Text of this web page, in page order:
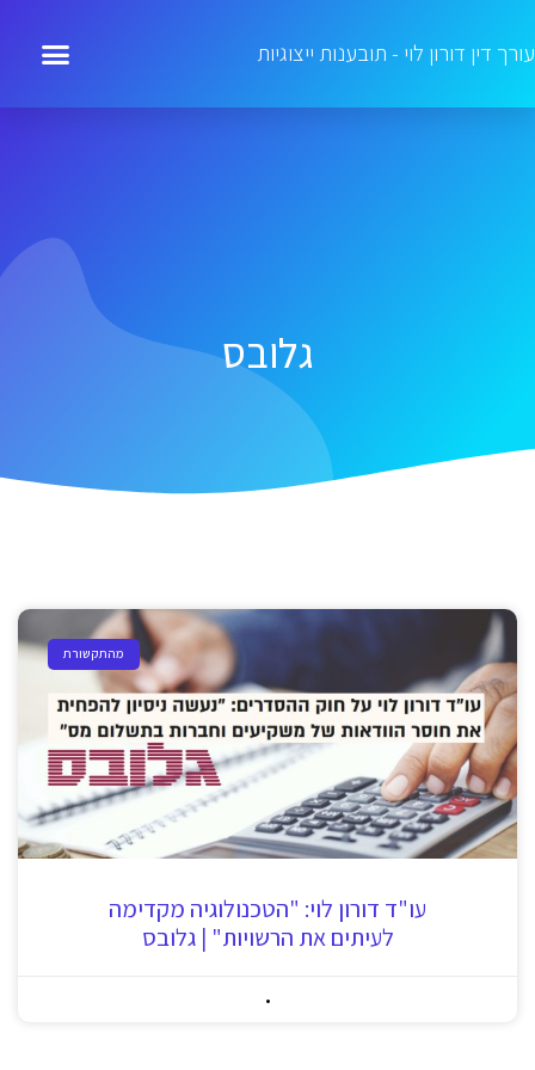
עורך דין דורון לוי - תובענות ייצוגיות
גלובס
מהתקשורת
עו"ד דורון לוי: "הטכנולוגיה מקדימה
לעיתים את הרשויות" | גלובס